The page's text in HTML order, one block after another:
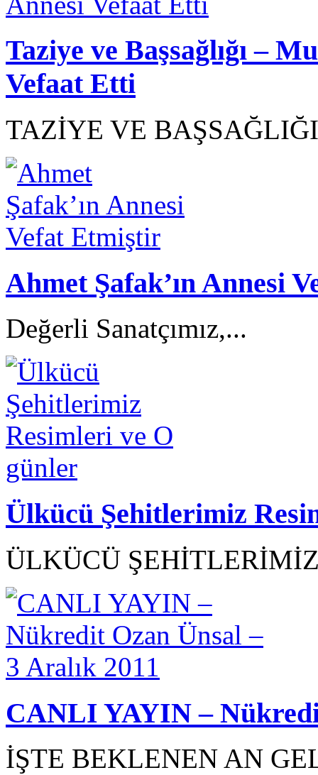
Taziye ve Başsağlığı –
Vefaat Etti
TAZİYE VE
Ahmet Şafak’ın Annesi
Değerli Sanatçımız,...
Ülkücü Şehitlerimiz
ÜLKÜCÜ
CANLI YAYIN –
İŞTE BEKLENEN AN